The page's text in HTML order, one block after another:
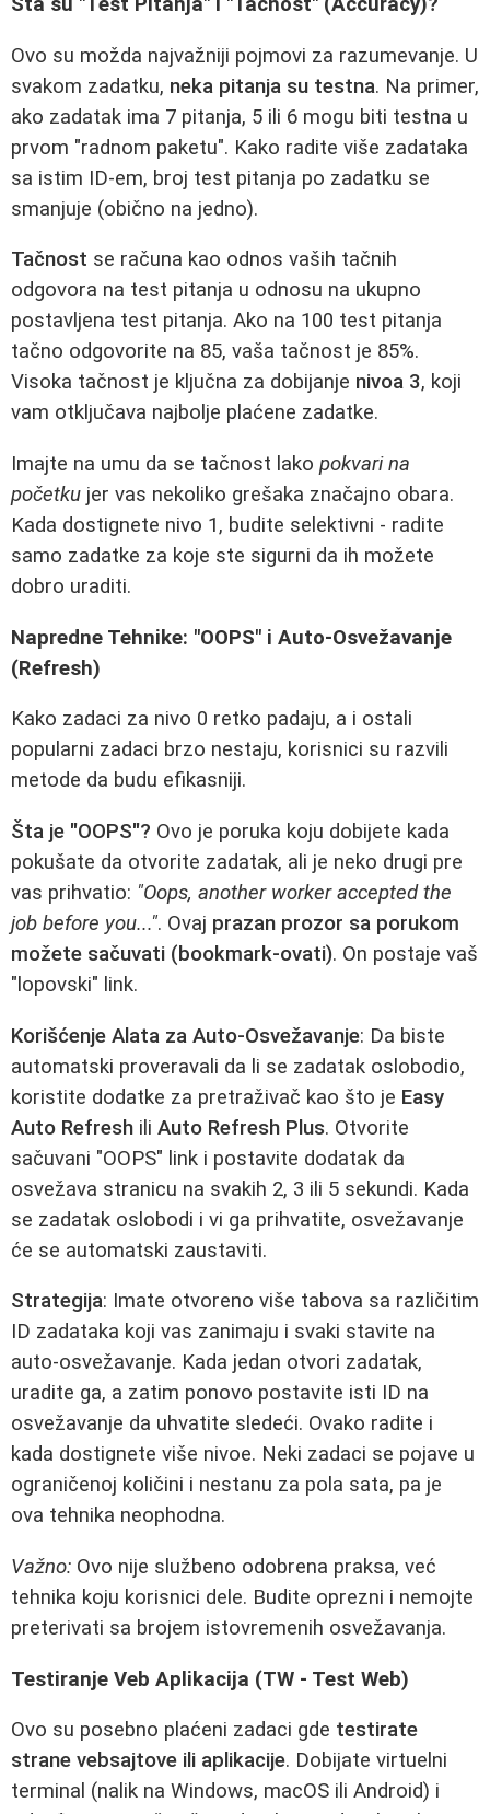
Ovo su možda najvažniji pojmovi za razumevanje. U
svakom zadatku, neka pitanja su testna. Na primer,
ako zadatak ima 7 pitanja, 5 ili 6 mogu biti testna u
prvom "radnom paketu". Kako radite više zadataka
sa istim ID-em, broj test pitanja po zadatku se
smanjuje (obično na jedno).
Tačnost se računa kao odnos vaših tačnih
odgovora na test pitanja u odnosu na ukupno
postavljena test pitanja. Ako na 100 test pitanja
tačno odgovorite na 85, vaša tačnost je 85%.
Visoka tačnost je ključna za dobijanje nivoa 3, koji
vam otključava najbolje plaćene zadatke.
Imajte na umu da se tačnost lako pokvari na
početku jer vas nekoliko grešaka značajno obara.
Kada dostignete nivo 1, budite selektivni - radite
samo zadatke za koje ste sigurni da ih možete
dobro uraditi.
Napredne Tehnike: "OOPS" i Auto-Osvežavanje
(Refresh)
Kako zadaci za nivo 0 retko padaju, a i ostali
popularni zadaci brzo nestaju, korisnici su razvili
metode da budu efikasniji.
Šta je "OOPS"? Ovo je poruka koju dobijete kada
pokušate da otvorite zadatak, ali je neko drugi pre
vas prihvatio: "Oops, another worker accepted the
job before you...". Ovaj prazan prozor sa porukom
možete sačuvati (bookmark-ovati). On postaje vaš
"lopovski" link.
Korišćenje Alata za Auto-Osvežavanje: Da biste
automatski proveravali da li se zadatak oslobodio,
koristite dodatke za pretraživač kao što je Easy
Auto Refresh ili Auto Refresh Plus. Otvorite
sačuvani "OOPS" link i postavite dodatak da
osvežava stranicu na svakih 2, 3 ili 5 sekundi. Kada
se zadatak oslobodi i vi ga prihvatite, osvežavanje
će se automatski zaustaviti.
Strategija: Imate otvoreno više tabova sa različitim
ID zadataka koji vas zanimaju i svaki stavite na
auto-osvežavanje. Kada jedan otvori zadatak,
uradite ga, a zatim ponovo postavite isti ID na
osvežavanje da uhvatite sledeći. Ovako radite i
kada dostignete više nivoe. Neki zadaci se pojave u
ograničenoj količini i nestanu za pola sata, pa je
ova tehnika neophodna.
Važno: Ovo nije službeno odobrena praksa, već
tehnika koju korisnici dele. Budite oprezni i nemojte
preterivati sa brojem istovremenih osvežavanja.
Testiranje Veb Aplikacija (TW - Test Web)
Ovo su posebno plaćeni zadaci gde testirate
strane vebsajtove ili aplikacije. Dobijate virtuelni
terminal (nalik na Windows, macOS ili Android) i